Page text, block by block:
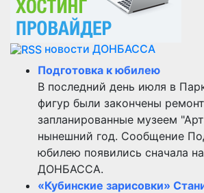
новости ДОНБАССА
Подготовка к юбилею
В последний день июля в
фигур были закончены
запланированные музеем
нынешний год. Сообщение
юбилею появились сначала
ДОНБАССА.
«Кубинские зарисовки»